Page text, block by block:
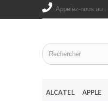
Appelez-nous au :
ALCATEL APPLE